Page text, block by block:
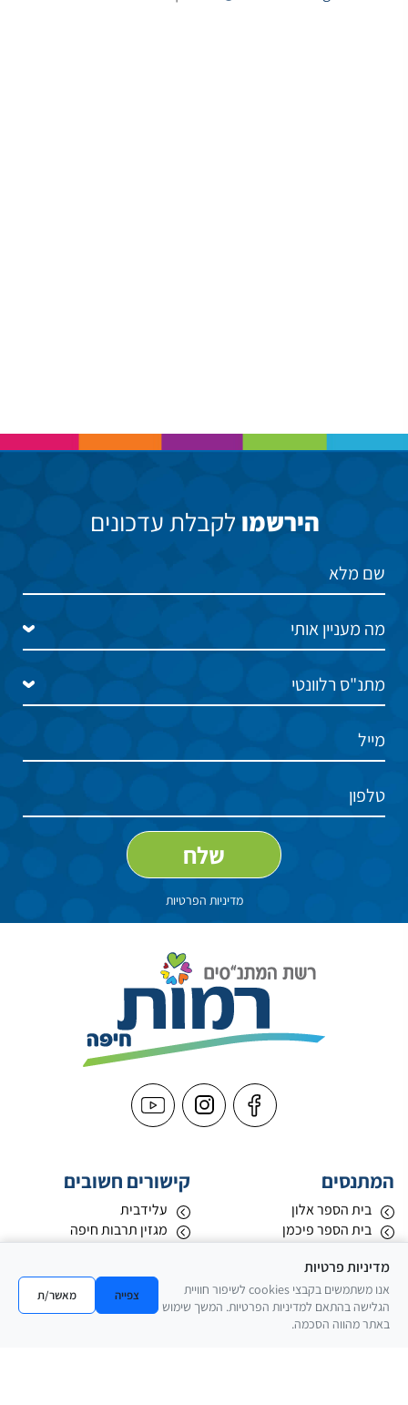
הירשמו לקבלת עדכונים
מדיניות הפרטיות
המתנסים
בית הספר אלון
בית הספר פיכמן
מתנ"ס רמות אלון
מתנ"ס רמות ספיר
מתנ"ס רמות אשכול
מתנ"ס רמות בגין
קישורים חשובים
עלידבית
מגזין תרבות חיפה
הצהרת הסדרי נגישות פיזיים
מדיניות פרטיות
אנו משתמשים בקבצי cookies לשיפור חוויית
הגלישה בהתאם למדיניות הפרטיות. המשך שימוש
באתר מהווה הסכמה.
צפייה מאשר/ת